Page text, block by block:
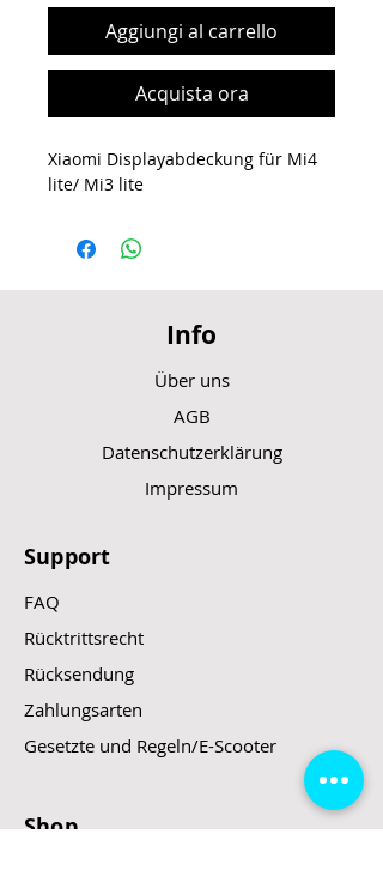
Aggiungi al carrello
Acquista ora
Xiaomi Displayabdeckung für Mi4
lite/ Mi3 lite
Info
Über uns
AGB
Datenschutzerklärung
Impressum
Support
FAQ
Rücktrittsrecht
Rücksendung
Zahlungsarten
Gesetzte und Regeln/E-Scooter
Shop